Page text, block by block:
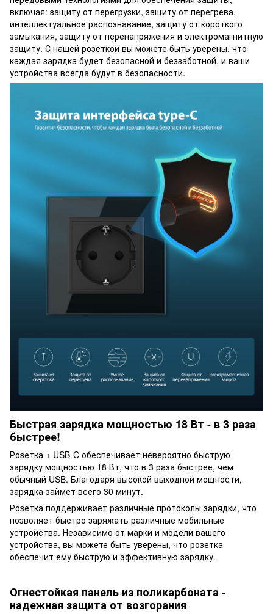
включая: защиту от перегрузки, защиту от перегрева,
интеллектуальное распознавание, защиту от короткого
замыкания, защиту от перенапряжения и электромагнитную
защиту. С нашей розеткой вы можете быть уверены, что
каждая зарядка будет безопасной и беззаботной, и ваши
устройства всегда будут в безопасности.
Быстрая зарядка мощностью 18 Вт - в 3 раза
быстрее!
Розетка + USB-C обеспечивает невероятно быструю
зарядку мощностью 18 Вт, что в 3 раза быстрее, чем
обычный USB. Благодаря высокой выходной мощности,
зарядка займет всего 30 минут.
Розетка поддерживает различные протоколы зарядки, что
позволяет быстро заряжать различные мобильные
устройства. Независимо от марки и модели вашего
устройства, вы можете быть уверены, что розетка
обеспечит ему быструю и эффективную зарядку.
Огнестойкая панель из поликарбоната -
надежная защита от возгорания